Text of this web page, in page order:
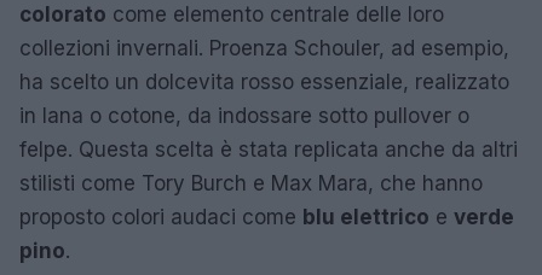
colorato come elemento centrale delle loro
collezioni invernali. Proenza Schouler, ad esempio,
ha scelto un dolcevita rosso essenziale, realizzato
in lana o cotone, da indossare sotto pullover o
felpe. Questa scelta è stata replicata anche da altri
stilisti come Tory Burch e Max Mara, che hanno
proposto colori audaci come blu elettrico e verde
pino.